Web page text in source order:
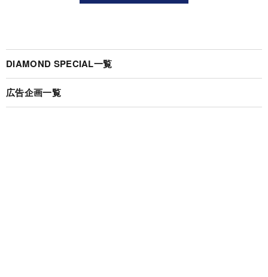
DIAMOND SPECIAL一覧
広告企画一覧